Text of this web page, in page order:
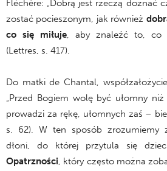
Fléchère: „Dobrą jest rzeczą doznać
zostać pocieszonym, jak również
co się miłuje, aby znaleźć to, co
(Lettres, s. 417).
Do matki de Chantal,
„Przed Bogiem wolę być ułomny
prowadzi za rękę, ułomnych zaś –
s. 62). W ten sposób zrozumiemy
dłoni, do której przytula się
Opatrzności, który często można